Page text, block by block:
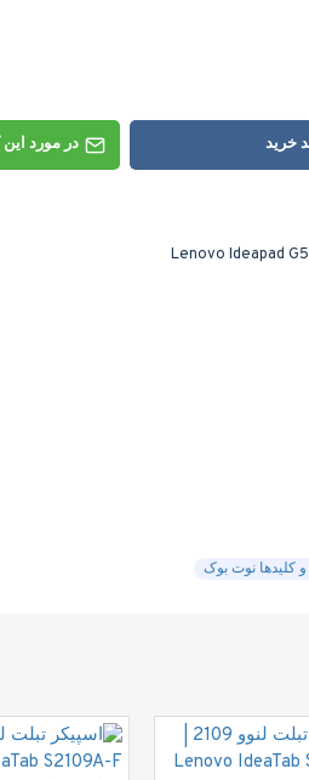
Lenovo Ideapad
خرید در مورد این
و کلیدها نوت بوک